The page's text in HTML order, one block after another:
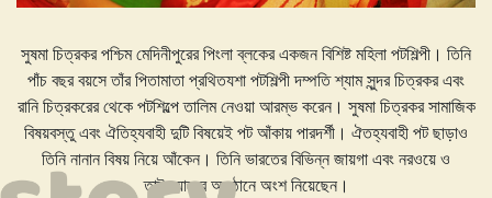
সুষমা চিত্রকর পশ্চিম মেদিনীপুরের পিংলা ব্লকের একজন বিশিষ্ট মহিলা পটশিল্পী। তিনি
পাঁচ বছর বয়সে তাঁর পিতামাতা প্রথিতযশা পটশিল্পী দম্পতি শ্যাম সুন্দর চিত্রকর এবং
রানি চিত্রকরের থেকে পটশিল্পে তালিম নেওয়া আরম্ভ করেন। সুষমা চিত্রকর সামাজিক
বিষয়বস্তু এবং ঐতিহ্যবাহী দুটি বিষয়েই পট আঁকায় পারদর্শী। ঐতহ্যবাহী পট ছাড়াও
তিনি নানান বিষয় নিয়ে আঁকেন। তিনি ভারতের বিভিন্ন জায়গা এবং নরওয়ে ও
তাইওয়ানের অনুষ্ঠানে অংশ নিয়েছেন।